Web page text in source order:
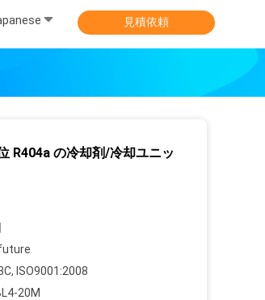
見積依頼
R404a の冷却剤/冷却ユニッ
ISO9001:2008
20M